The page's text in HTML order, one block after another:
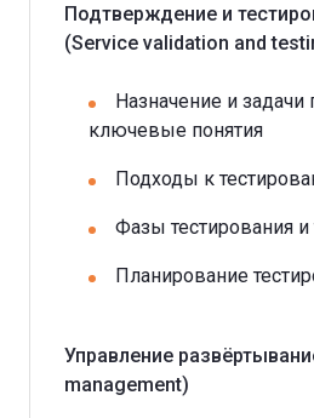
Подтверждение и
(Service validation and
Назначение и задачи
ключевые понятия
Подходы к
Фазы тестирования и
Планирование
Управление
management)